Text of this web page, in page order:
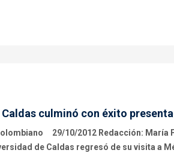
culminó con éxito
29/10/2012 Redacción: María
de Caldas regresó de su visita a